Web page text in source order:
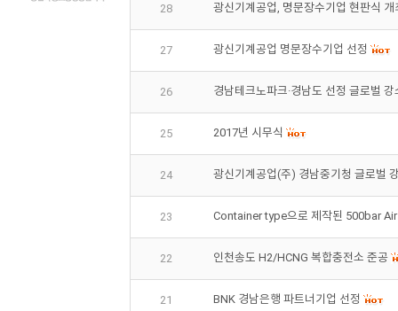
28 광신기계공업, 명문장수기업 현판식 개
27 광신기계공업 명문장수기업 선정
26 경남테크노파크·경남도 선정 글로벌 강
25 2017년 시무식
24 광신기계공업(주) 경남중기청 글로벌
23 Container type으로 제작된 500bar
22 인천송도 H2/HCNG 복합충전소 준공
21 BNK 경남은행 파트너기업 선정